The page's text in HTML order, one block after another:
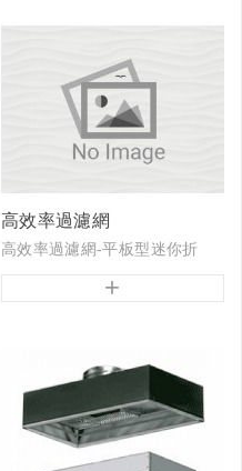
◎ 採用離心式送風扇配合特殊導流風道設計使出風氣流平均同時降低噪音
◎ 整體不銹...
高效率過濾網
高效率過濾網-平板型迷你折
高效率及超高效率過濾網-平板型濾網 提供多種的配置適用於無塵室、無塵工...
+